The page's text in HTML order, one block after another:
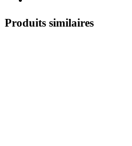
Produits similaires